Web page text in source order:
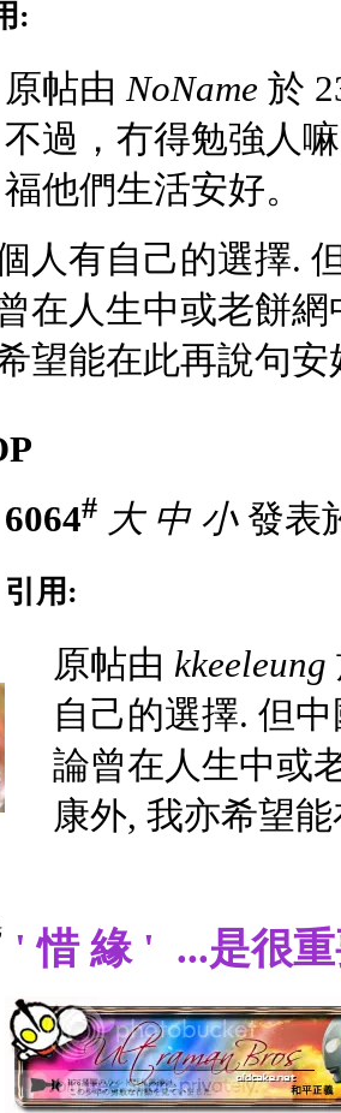
:
原帖由NoName 於
不過，冇得勉強人
福他們生活安好。
人有自己的選擇.
在人生中或老餅
望能在此再說句安
6064# 大 中 小發表
引用:
原帖由 kkeeleung
自己的選擇. 但
論曾在人生中或
康外, 我亦希望
' 惜 緣 ' ...是很